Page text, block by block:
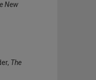
New
The